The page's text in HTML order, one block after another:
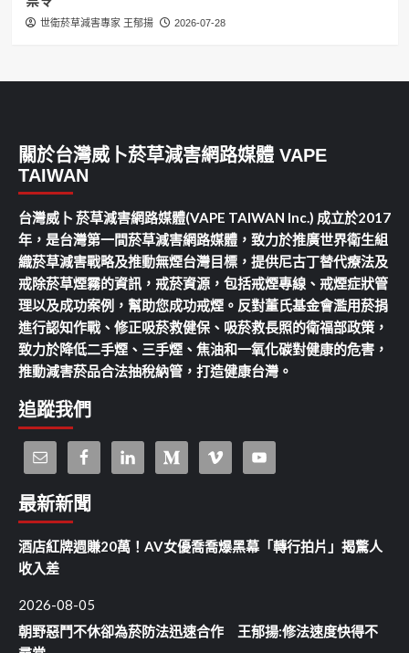
世衛菸草減害專家 王郁揚 2026-07-28
關於台灣威卜菸草減害網路媒體 VAPE
TAIWAN
台灣威卜 菸草減害網路媒體(VAPE TAIWAN Inc.) 成立於2017
年，是台灣第一間菸草減害網路媒體，致力於推廣世界衛生組
織菸草減害戰略及推動無煙台灣目標，提供尼古丁替代療法及
戒除菸草煙霧的資訊，戒菸資源，包括戒煙專線、戒煙症狀管
理以及成功案例，幫助您成功戒煙。反對董氏基金會濫用菸捐
進行認知作戰、修正吸菸救健保、吸菸救長照的衛福部政策，
致力於降低二手煙、三手煙、焦油和一氧化碳對健康的危害，
推動減害菸品合法抽稅納管，打造健康台灣。
追蹤我們
最新新聞
酒店紅牌週賺20萬！AV女優喬喬爆黑幕「轉行拍片」揭驚人
收入差
2026-08-05
朝野惡鬥不休卻為菸防法迅速合作 王郁揚:修法速度快得不